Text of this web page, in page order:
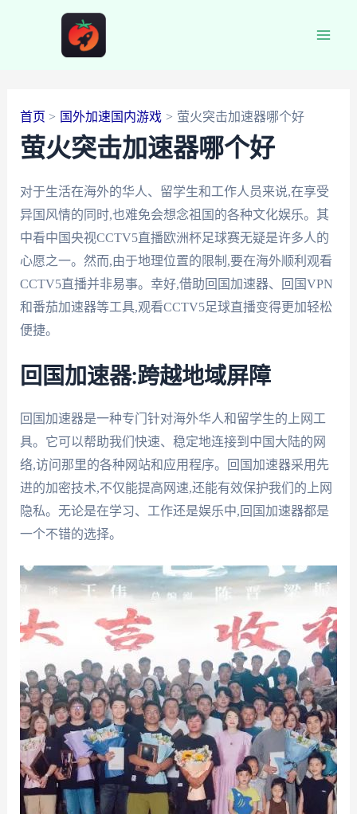
首页 国外加速国内游戏 萤火突击加速器哪个好
萤火突击加速器哪个好
对于生活在海外的华人、留学生和工作人员来说,在享受
异国风情的同时,也难免会想念祖国的各种文化娱乐。其
中看中国央视CCTV5直播欧洲杯足球赛无疑是许多人的
心愿之一。然而,由于地理位置的限制,要在海外顺利观看
CCTV5直播并非易事。幸好,借助回国加速器、回国VPN
和番茄加速器等工具,观看CCTV5足球直播变得更加轻松
便捷。
回国加速器:跨越地域屏障
回国加速器是一种专门针对海外华人和留学生的上网工
具。它可以帮助我们快速、稳定地连接到中国大陆的网
络,访问那里的各种网站和应用程序。回国加速器采用先
进的加密技术,不仅能提高网速,还能有效保护我们的上网
隐私。无论是在学习、工作还是娱乐中,回国加速器都是
一个不错的选择。